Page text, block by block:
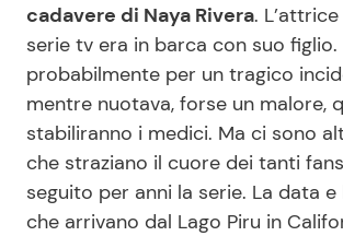
Viaggi e Turismo
Festività
Ricette
Ricette
Seguici
cadavere di Naya Rivera.
serie tv era in barca con suo figlio.
probabilmente per un tragico
mentre nuotava, forse un malore,
stabiliranno i medici. Ma ci sono
che straziano il cuore dei tanti
seguito per anni la serie. La data e
che arrivano dal Lago Piru in